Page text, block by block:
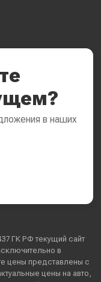
в наших
ГК РФ текущий сайт
в
цены представлены с
цены на авто,